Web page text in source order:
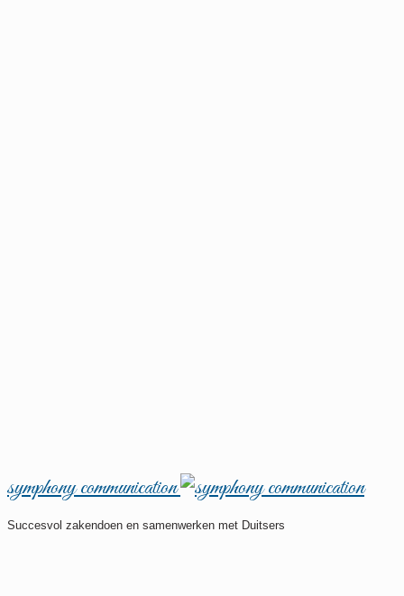
symphony communication
Succesvol zakendoen en samenwerken met Duitsers